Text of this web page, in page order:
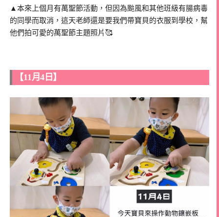
▲本來上個月有萬聖節活動，但因為颱風和其他班級有腸病毒
的同學而取消，這天老師還是要我們帶寶貝的衣服到學校，幫
他們拍可愛的萬聖節主題照片🥰
【11月4日】